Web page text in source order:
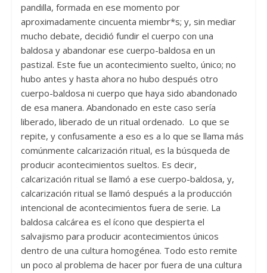
pandilla, formada en ese momento por
aproximadamente cincuenta miembr*s; y, sin mediar
mucho debate, decidió fundir el cuerpo con una
baldosa y abandonar ese cuerpo-baldosa en un
pastizal. Este fue un acontecimiento suelto, único; no
hubo antes y hasta ahora no hubo después otro
cuerpo-baldosa ni cuerpo que haya sido abandonado
de esa manera. Abandonado en este caso sería
liberado, liberado de un ritual ordenado. Lo que se
repite, y confusamente a eso es a lo que se llama más
comúnmente calcarización ritual, es la búsqueda de
producir acontecimientos sueltos. Es decir,
calcarización ritual se llamó a ese cuerpo-baldosa, y,
calcarización ritual se llamó después a la producción
intencional de acontecimientos fuera de serie. La
baldosa calcárea es el ícono que despierta el
salvajismo para producir acontecimientos únicos
dentro de una cultura homogénea. Todo esto remite
un poco al problema de hacer por fuera de una cultura